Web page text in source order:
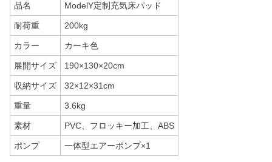
品名 ModelY定制充気床パッド
耐荷重 200kg
カラー カーキ色
展開サイズ 190×130×20cm
収納サイズ 32×12×31cm
重量 3.6kg
素材 PVC、フロッキー加工、ABS
ポンプ 一体型エアーポンプ×1